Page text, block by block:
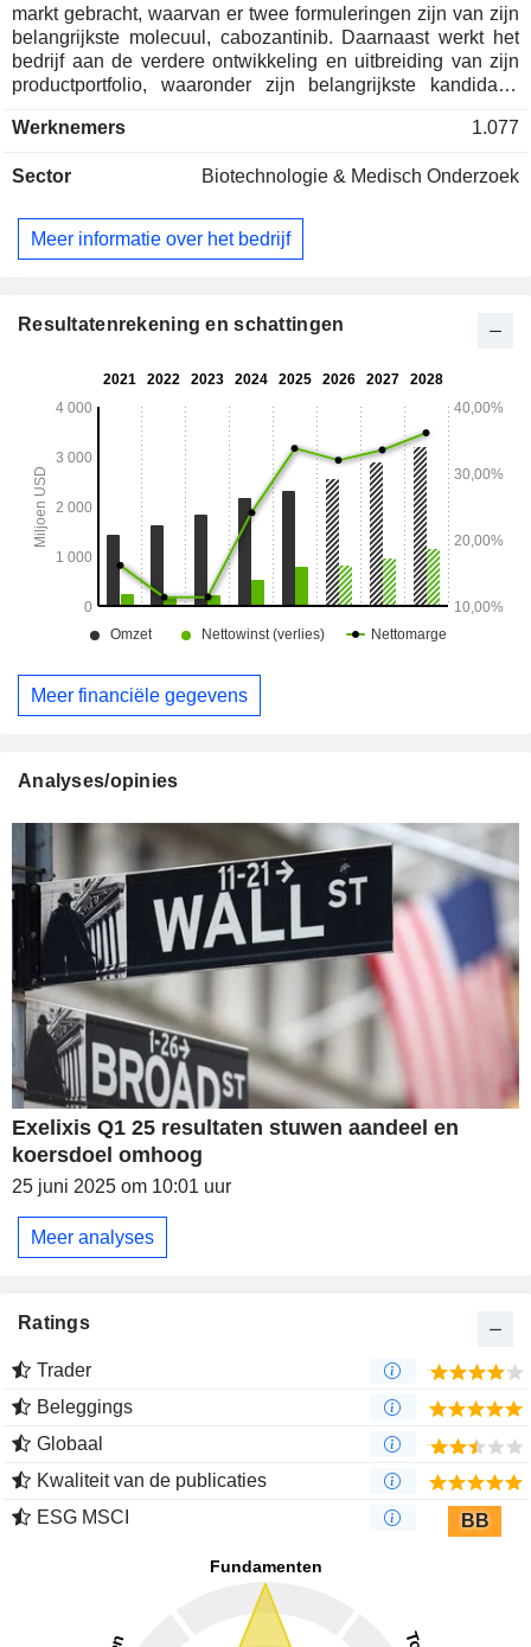
markt gebracht, waarvan er twee formuleringen zijn van zijn
belangrijkste molecuul, cabozantinib. Daarnaast werkt het
bedrijf aan de verdere ontwikkeling en uitbreiding van zijn
productportfolio, waaronder zijn belangrijkste kandidaat-
van meerdere tyrosinekinasen, waaronder MET, AXL,
CABOMETYX-tabletten voor gevorderd niercelcarcinoom,
eerder behandelde, radioactief jodium-refractaire
gedifferentieerde schildklierkanker, en als COMETRIQ-
zijn COTELLIC, een MEK-remmer die is goedgekeurd als
behandeling van specifieke vormen van gevorderd
selectieve blokker van de mineralocorticoïdreceptor die in
Japan is goedgekeurd voor de behandeling van
hypertensie.
Werknemers 1.077
Sector Biotechnologie & Medisch Onderzoek
Meer informatie over het bedrijf
Resultatenrekening en schattingen
Meer financiële gegevens
Analyses/opinies
Exelixis Q1 25 resultaten stuwen aandeel en
koersdoel omhoog
25 juni 2025 om 10:01 uur
Meer analyses
Ratings
Trader
Beleggings
Globaal
Kwaliteit van de publicaties
ESG MSCI
BB